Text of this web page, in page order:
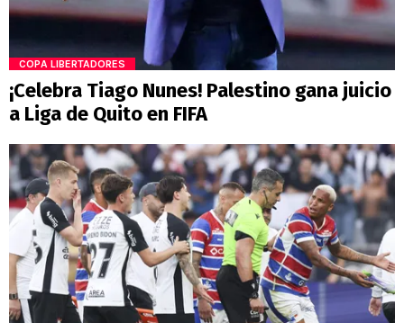
COPA LIBERTADORES
¡Celebra Tiago Nunes! Palestino gana juicio
a Liga de Quito en FIFA